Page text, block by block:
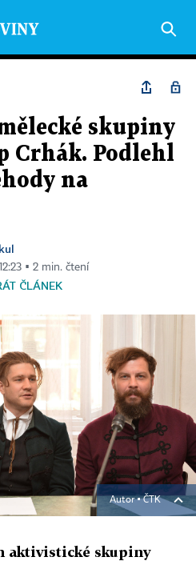
skupiny
Crhák. Podlehl
na
kul
▪ 2 min. čtení
ČLÁNEK
Autor ▪ČTK
aktivistické skupiny